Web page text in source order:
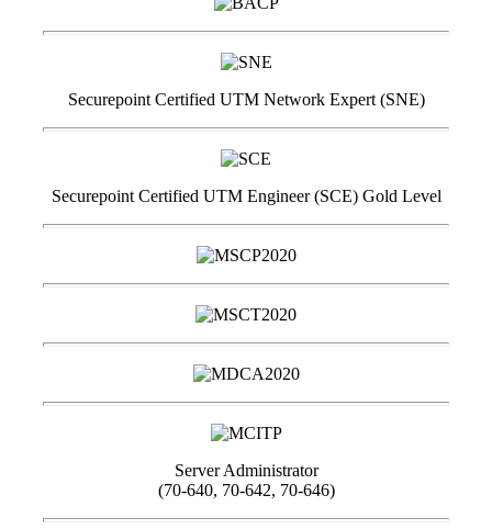
Securepoint Certified UTM Network Expert (SNE)
Securepoint Certified UTM Engineer (SCE) Gold Level
Server Administrator
(70-640, 70-642, 70-646)